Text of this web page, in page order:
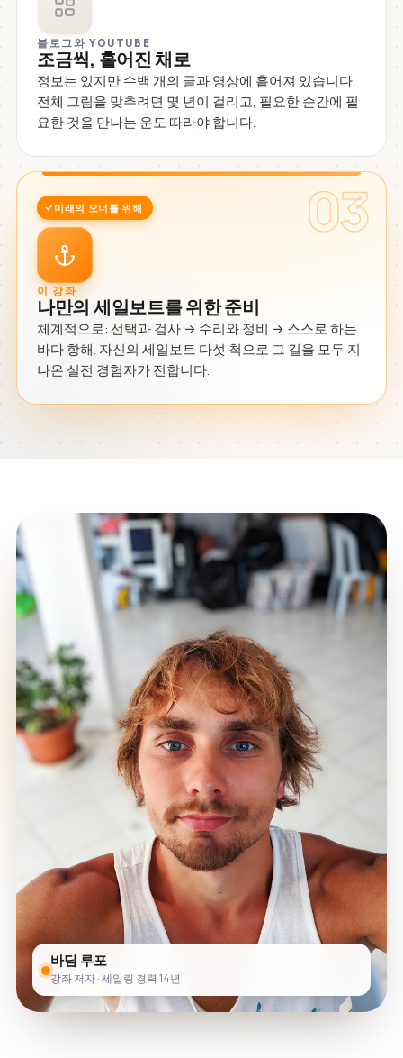
블로그와 YOUTUBE
조금씩, 흩어진 채로
정보는 있지만 수백 개의 글과 영상에 흩어져 있습니다.
전체 그림을 맞추려면 몇 년이 걸리고, 필요한 순간에 필
요한 것을 만나는 운도 따라야 합니다.
03
미래의 오너를 위해
이 강좌
나만의 세일보트를 위한 준비
체계적으로: 선택과 검사 → 수리와 정비 → 스스로 하는
바다 항해. 자신의 세일보트 다섯 척으로 그 길을 모두 지
나온 실전 경험자가 전합니다.
바딤 루포
강좌 저자 · 세일링 경력 14년